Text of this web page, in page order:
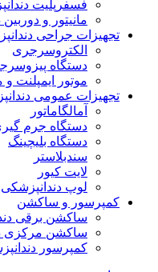
فسفرپلیت
مانیتور و
تجهیزات جراحی
الکتروسرجری
دستگاه
موتور ایمپلنت
تجهیزات عمومی
آمالگاماتور
دستگاه جرم
دستگاه بلیچینگ
سندبلاستر
لایت کیور
لوپ دندانپزشکی
کمپرسور و ساکشن
ساکشن برقی
ساکشن مرکزی
کمپرسور